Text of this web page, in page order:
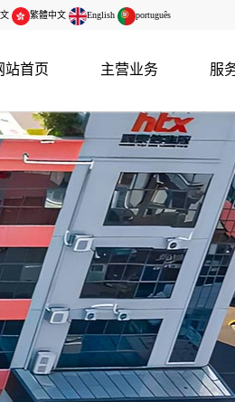
繁體中文 English português
站首页 主营业务 服